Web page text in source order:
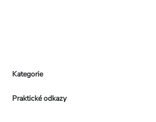
Kategorie
Praktické odkazy